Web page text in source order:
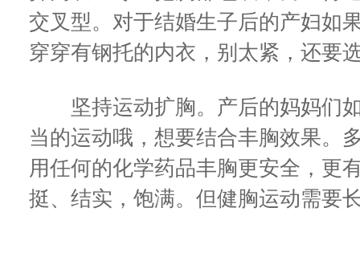
交叉型。对于结婚生子后的产妇如
穿穿有钢托的内衣，别太紧，还要
坚持运动扩胸。产后的妈妈们如
当的运动哦，想要结合丰胸效果。
用任何的化学药品丰胸更安全，更
挺、结实，饱满。但健胸运动需要